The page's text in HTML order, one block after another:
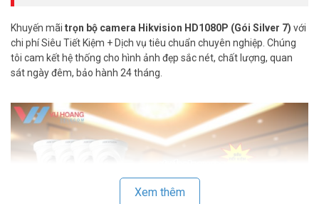
Khuyến mãi trọn bộ camera Hikvision HD1080P (Gói Silver 7) với
chi phí Siêu Tiết Kiệm + Dịch vụ tiêu chuẩn chuyên nghiệp. Chúng
tôi cam kết hệ thống cho hình ảnh đẹp sắc nét, chất lượng, quan
sát ngày đêm, bảo hành 24 tháng.
Xem thêm